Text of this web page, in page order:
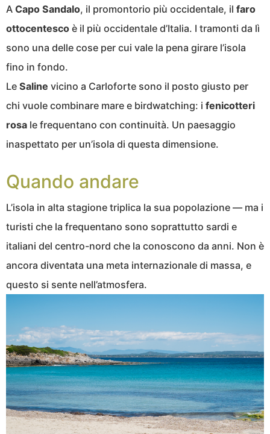
A Capo Sandalo, il promontorio più occidentale, il faro
ottocentesco è il più occidentale d’Italia. I tramonti da lì
sono una delle cose per cui vale la pena girare l’isola
fino in fondo.
Le Saline vicino a Carloforte sono il posto giusto per
chi vuole combinare mare e birdwatching: i fenicotteri
rosa le frequentano con continuità. Un paesaggio
inaspettato per un’isola di questa dimensione.
Quando andare
L’isola in alta stagione triplica la sua popolazione — ma i
turisti che la frequentano sono soprattutto sardi e
italiani del centro-nord che la conoscono da anni. Non è
ancora diventata una meta internazionale di massa, e
questo si sente nell’atmosfera.